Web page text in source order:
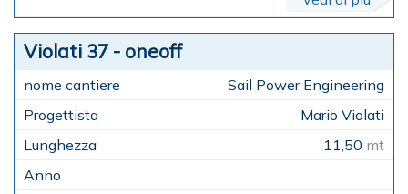
Violati 37 - oneoff
Sail Power Engineering
Mario Violati
11,50 mt